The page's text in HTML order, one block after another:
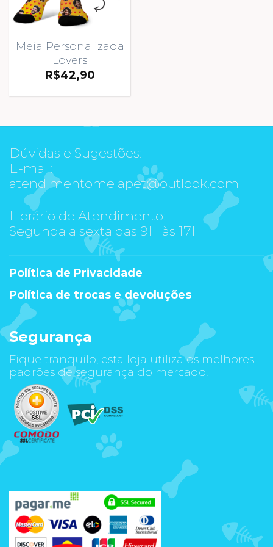
Meia Personalizada
Lovers
R$42,90
Dúvidas e Sugestões:
E-mail:
atendimentomeiapet@outlook.com
Horário de Atendimento:
Segunda a sexta das 9H às 17H
Política de Privacidade
Política de trocas e devoluções
Segurança
Fique tranquilo, esta loja utiliza os melhores
padrões de segurança do mercado.